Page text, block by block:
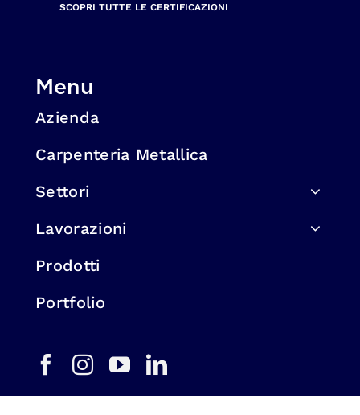
Menu
Azienda
Carpenteria Metallica
Settori
Lavorazioni
Prodotti
Portfolio
SCOPRI TUTTE LE CERTIFICAZIONI